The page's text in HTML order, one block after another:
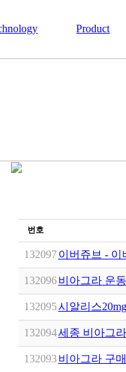
Product
번호
132097이버쥬브 - 이
132096비­아그라 운
132095시알리스
132094세종 비아그
132093비아­그라 구